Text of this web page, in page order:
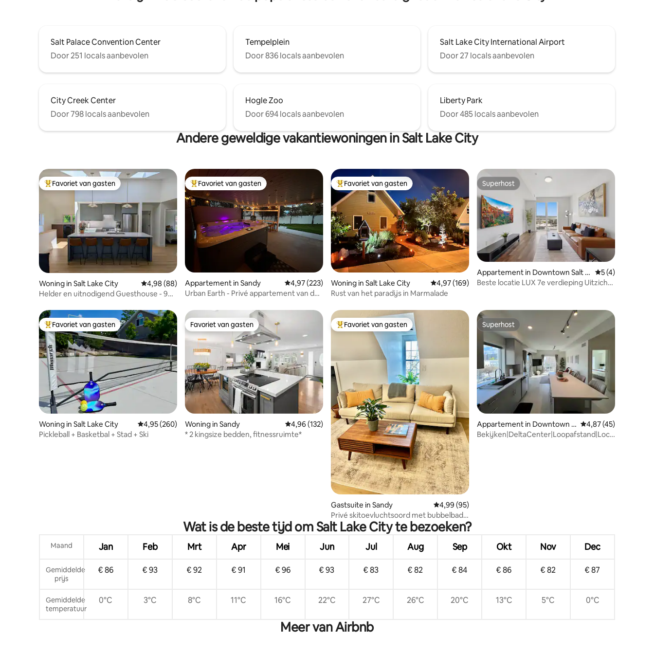
Salt Palace Convention Center
Door 251 locals aanbevolen
Tempelplein
Door 836 locals aanbevolen
Salt Lake City International Airport
Door 27 locals aanbevolen
City Creek Center
Door 798 locals aanbevolen
Hogle Zoo
Door 694 locals aanbevolen
Liberty Park
Door 485 locals aanbevolen
Andere geweldige vakantiewoningen in Salt Lake City
Topfavoriet van gasten
Favoriet van gasten
Woning in Salt Lake City Gemiddelde beoordeling van 4,98 op 5, 88 recensies
4,98 (88)
Helder en uitnodigend Guesthouse - 9e
Topfavoriet van gasten
Favoriet van gasten
Appartement in Sandy Gemiddelde beoordeling van 4,97 op 5, 223 recensies
4,97 (223)
Urban Earth - Privé appartement van de
Topfavoriet van gasten
Favoriet van gasten
Woning in Salt Lake City Gemiddelde beoordeling van 4,97 op 5, 169 recensies
4,97 (169)
Rust van het paradijs in Marmalade
Superhost
Superhost
Appartement in Downtown Salt L
ake City
Gemiddelde
5 (4)
Beste locatie LUX 7e verdieping Uitzicht
Topfavoriet van gasten
Favoriet van gasten
Woning in Salt Lake City Gemiddelde beoordeling van 4,95 op 5, 260 recensies
4,95 (260)
Pickleball + Basketbal + Stad + Ski
Favoriet van gasten
Favoriet van gasten
Woning in Sandy Gemiddelde beoordeling van 4,96 op 5, 132 recensies
4,96 (132)
* 2 kingsize bedden, fitnessruimte*
Topfavoriet van gasten
Favoriet van gasten
Gastsuite in Sandy Gemiddelde beoordeling van 4,99 op 5, 95 recensies
4,99 (95)
Privé skitoevluchtsoord met bubbelbad |
15 min Snowbird
Superhost
Superhost
Appartement in Downtown S
alt Lake City
Gemiddelde
4,87 (45)
Bekijken|DeltaCenter|Loopafstand|Locatie|Kingsize
Wat is de beste tijd om Salt Lake City te bezoeken?
Maand Jan Feb Mrt Apr Mei Jun Jul Aug Sep Okt Nov Dec
Gemiddelde
prijs
€ 86 € 93 € 92 € 91 € 96 € 93 € 83 € 82 € 84 € 86 € 82 € 87
Gemiddelde
temperatuur
0°C 3°C 8°C 11°C 16°C 22°C 27°C 26°C 20°C 13°C 5°C 0°C
Meer van Airbnb